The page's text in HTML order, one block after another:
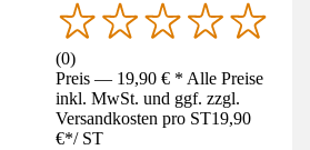
(0)
Preis — 19,90 € * Alle Preise
inkl. MwSt. und ggf. zzgl.
Versandkosten pro ST19,90
€*/ ST